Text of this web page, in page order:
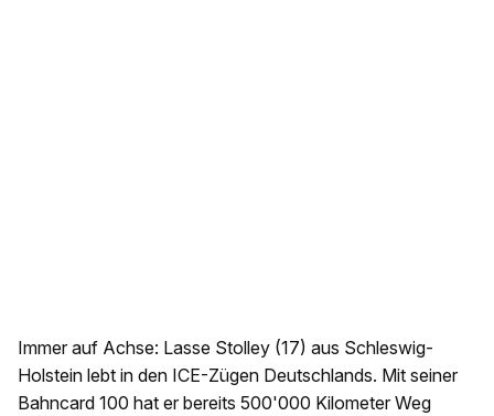
Immer auf Achse: Lasse Stolley (17) aus Schleswig-
Holstein lebt in den ICE-Zügen Deutschlands. Mit seiner
Bahncard 100 hat er bereits 500'000 Kilometer Weg